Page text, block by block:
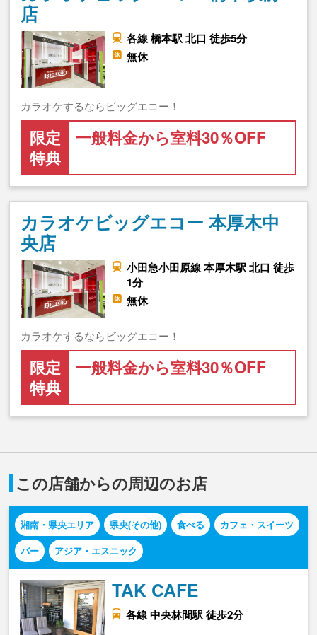
店
各線 橋本駅 北口 徒歩5分
無休
カラオケするならビッグエコー！
限定
特典
一般料金から室料30％OFF
カラオケビッグエコー 本厚木中
央店
小田急小田原線 本厚木駅 北口 徒歩
1分
無休
カラオケするならビッグエコー！
限定
特典
一般料金から室料30％OFF
この店舗からの周辺のお店
湘南・県央エリア 県央(その他) 食べる
カフェ・スイーツ
バー
アジア・エスニック
TAK CAFE
各線 中央林間駅 徒歩2分